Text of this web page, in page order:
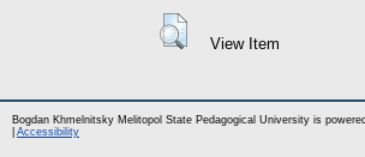
View Item
Bogdan Khmelnitsky Melitopol State Pedagogical University is
Accessibility